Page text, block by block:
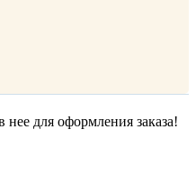
нее для оформления заказа!